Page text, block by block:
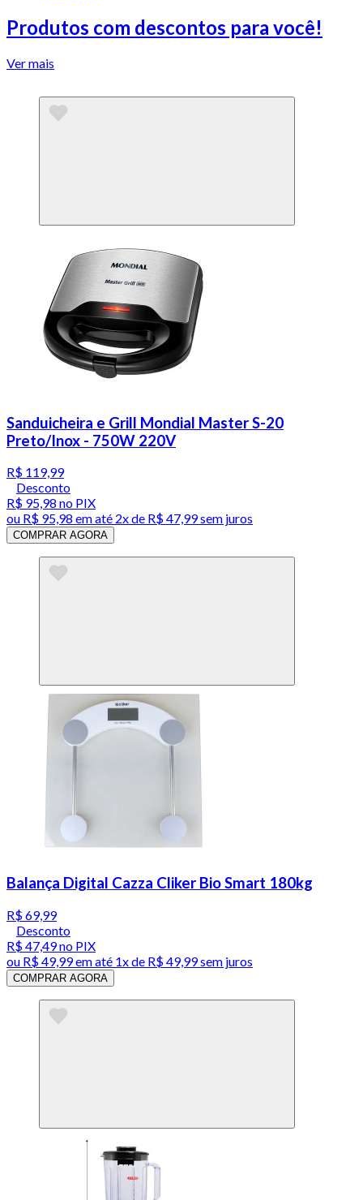
Produtos com descontos para você!
Ver mais
Sanduicheira e Grill Mondial Master S-20
Preto/Inox - 750W 220V
R$ 119,99
Desconto
R$ 95,98 no PIX
ou R$ 95,98 em até 2x de R$ 47,99 sem juros
COMPRAR AGORA
Balança Digital Cazza Cliker Bio Smart 180kg
R$ 69,99
Desconto
R$ 47,49no PIX
ou R$ 49,99em até 1x de R$ 49,99sem juros
COMPRAR AGORA